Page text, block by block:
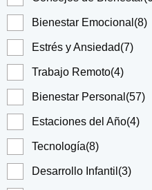
Bienestar Emocional (8)
Estrés y Ansiedad(7)
Trabajo Remoto(4)
Bienestar Personal (57)
Estaciones del Año(4)
Tecnología(8)
Desarrollo Infantil (3)